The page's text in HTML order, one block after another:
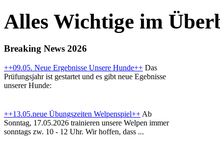
Alles Wichtige im
Breaking News 2026
++09.05. Neue Ergebnisse Unsere Hunde++ Das
Prüfungsjahr ist gestartet und es gibt neue Egebnisse
unserer Hunde:
++13.05.neue Übungszeiten Welpenspiel++ Ab
Sonntag, 17.05.2026 trainieren unsere Welpen immer
sonntags zw. 10 - 12 Uhr. Wir hoffen, dass ...